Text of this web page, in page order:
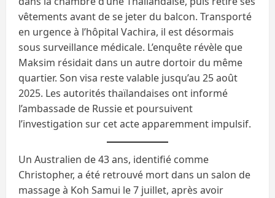
vêtements avant de se jeter du balcon. Transporté
en urgence à l’hôpital Vachira, il est désormais
sous surveillance médicale. L’enquête révèle que
Maksim résidait dans un autre dortoir du même
quartier. Son visa reste valable jusqu’au 25 août
2025. Les autorités thaïlandaises ont informé
l’ambassade de Russie et poursuivent
l’investigation sur cet acte apparemment impulsif.
Un Australien de 43 ans, identifié comme
Christopher, a été retrouvé mort dans un salon de
massage à Koh Samui le 7 juillet, après avoir